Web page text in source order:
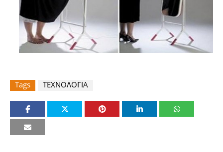
Tags ΤΕΧΝΟΛΟΓΙΑ